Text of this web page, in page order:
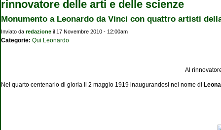
rinnovatore delle arti e delle scienze
Monumento a Leonardo da Vinci con quattro artisti
Inviato da redazione il 17 Novembre 2010 - 12:00am
Categorie: Qui Leonardo
Al
Nel quarto centenario di gloria il 2 maggio 1919 inaugurandosi nel nome di